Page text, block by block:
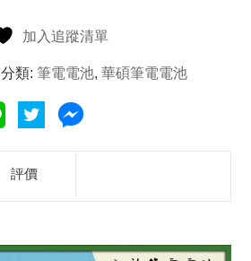
加入追蹤清單
分類:筆電電池,華碩筆電電池
評價